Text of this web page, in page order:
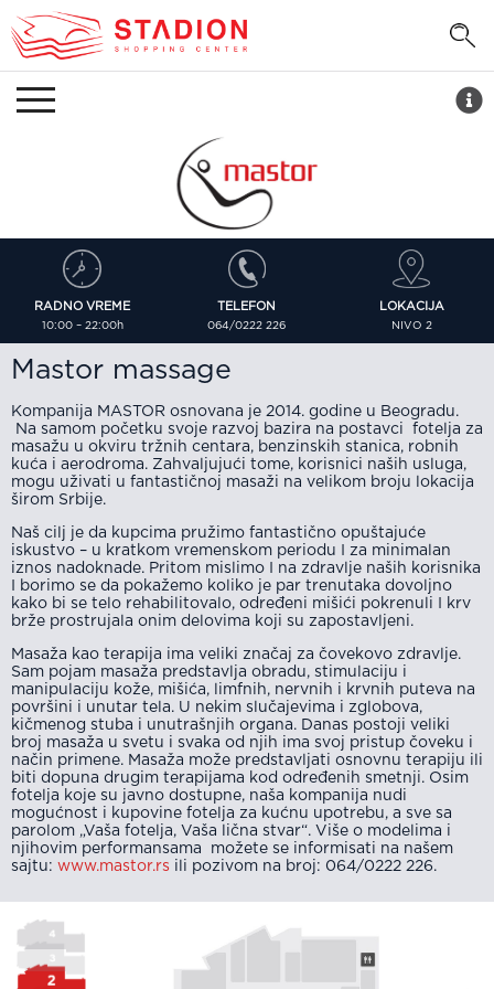
RADNO VREME
10:00 – 22:00h
TELEFON
064/0222 226
LOKACIJA
NIVO 2
Mastor massage
Kompanija MASTOR osnovana je 2014. godine u Beogradu.
Na samom početku svoje razvoj bazira na postavci fotelja za
masažu u okviru tržnih centara, benzinskih stanica, robnih
kuća i aerodroma. Zahvaljujući tome, korisnici naših usluga,
mogu uživati u fantastičnoj masaži na velikom broju lokacija
širom Srbije.
Naš cilj je da kupcima pružimo fantastično opuštajuće
iskustvo – u kratkom vremenskom periodu I za minimalan
iznos nadoknade. Pritom mislimo I na zdravlje naših korisnika
I borimo se da pokažemo koliko je par trenutaka dovoljno
kako bi se telo rehabilitovalo, određeni mišići pokrenuli I krv
brže prostrujala onim delovima koji su zapostavljeni.
Masaža kao terapija ima veliki značaj za čovekovo zdravlje.
Sam pojam masaža predstavlja obradu, stimulaciju i
manipulaciju kože, mišića, limfnih, nervnih i krvnih puteva na
površini i unutar tela. U nekim slučajevima i zglobova,
kičmenog stuba i unutrašnjih organa. Danas postoji veliki
broj masaža u svetu i svaka od njih ima svoj pristup čoveku i
način primene. Masaža može predstavljati osnovnu terapiju ili
biti dopuna drugim terapijama kod određenih smetnji. Osim
fotelja koje su javno dostupne, naša kompanija nudi
mogućnost i kupovine fotelja za kućnu upotrebu, a sve sa
parolom „Vaša fotelja, Vaša lična stvar“. Više o modelima i
njihovim performansama možete se informisati na našem
sajtu: www.mastor.rs ili pozivom na broj: 064/0222 226.